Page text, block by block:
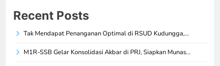
Recent Posts
Tak Mendapat Penanganan Optimal di RSUD Kudungga,…
M1R-SSB Gelar Konsolidasi Akbar di PRJ, Siapkan Munas…